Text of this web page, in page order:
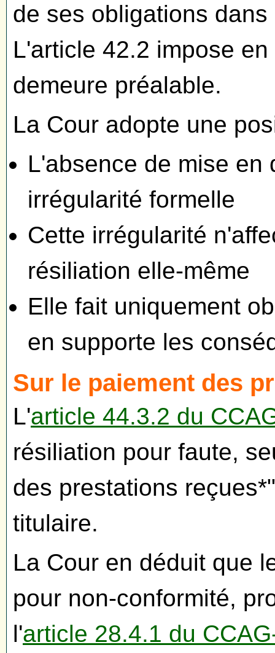
de ses obligations
L'article 42.2 impose
demeure préalable.
La Cour adopte une
L'absence de mise en
irrégularité formelle
Cette irrégularité
résiliation elle-même
Elle fait uniquement
en supporte les
Sur le paiement des
L'article 44.3.2 du
résiliation pour faute,
des prestations
titulaire.
La Cour en déduit que
pour non-conformité,
l'article 28.4.1 du